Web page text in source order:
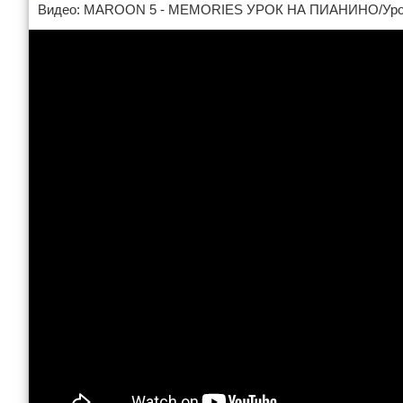
Видео: MAROON 5 - MEMORIES УРОК НА ПИАНИНО/